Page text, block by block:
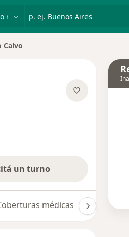
Calvo
un turno
médicas Opiniones